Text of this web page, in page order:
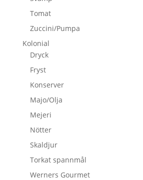
Tomat
Zuccini/Pumpa
Kolonial
Dryck
Fryst
Konserver
Majo/Olja
Mejeri
Nötter
Skaldjur
Torkat spannmål
Werners Gourmet